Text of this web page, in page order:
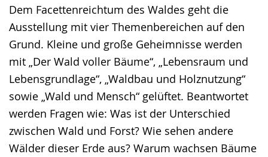
Dem Facettenreichtum des Waldes geht die
Ausstellung mit vier Themenbereichen auf den
Grund. Kleine und große Geheimnisse werden
mit „Der Wald voller Bäume“, „Lebensraum und
Lebensgrundlage“, „Waldbau und Holznutzung“
sowie „Wald und Mensch“ gelüftet. Beantwortet
werden Fragen wie: Was ist der Unterschied
zwischen Wald und Forst? Wie sehen andere
Wälder dieser Erde aus? Warum wachsen Bäume